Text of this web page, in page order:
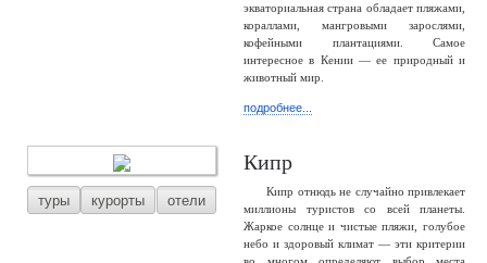
экваториальная страна обладает пляжами,
кораллами, мангровыми зарослями,
кофейными плантациями. Самое
интересное в Кении — ее природный и
животный мир.
подробнее...
туры курорты отели
Кипр
Кипр отнюдь не случайно привлекает
миллионы туристов со всей планеты.
Жаркое солнце и чистые пляжи, голубое
небо и здоровый климат — эти критерии